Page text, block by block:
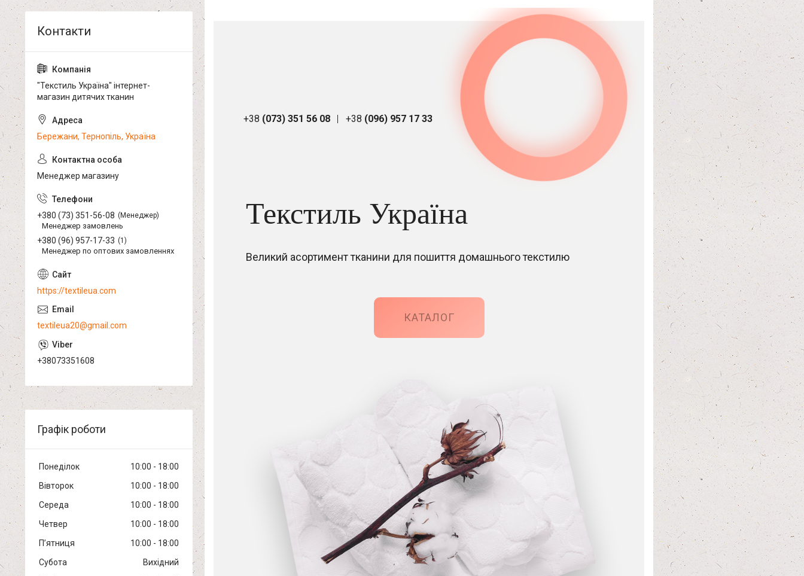
+38 (073) 351 56 08 +38 (096) 957 17 33
Текстиль Україна
Великий асортимент тканини для пошиття домашнього текстилю
КАТАЛОГ
"Текстиль Україна" інтернет-
магазин дитячих тканин
Бережани, Тернопіль, Україна
Менеджер магазину
+380 (73) 351-56-08 Менеджер
Менеджер замовлень
+380 (96) 957-17-33 1
Менеджер по оптових замовленнях
https://textileua.com
textileua20@gmail.com
+38073351608
Графік роботи
Понеділок 10:00
18:00
Вівторок
10:00
18:00
Середа
10:00
18:00
Четвер
10:00
18:00
Пʼятниця
10:00
18:00
Субота
Вихідний